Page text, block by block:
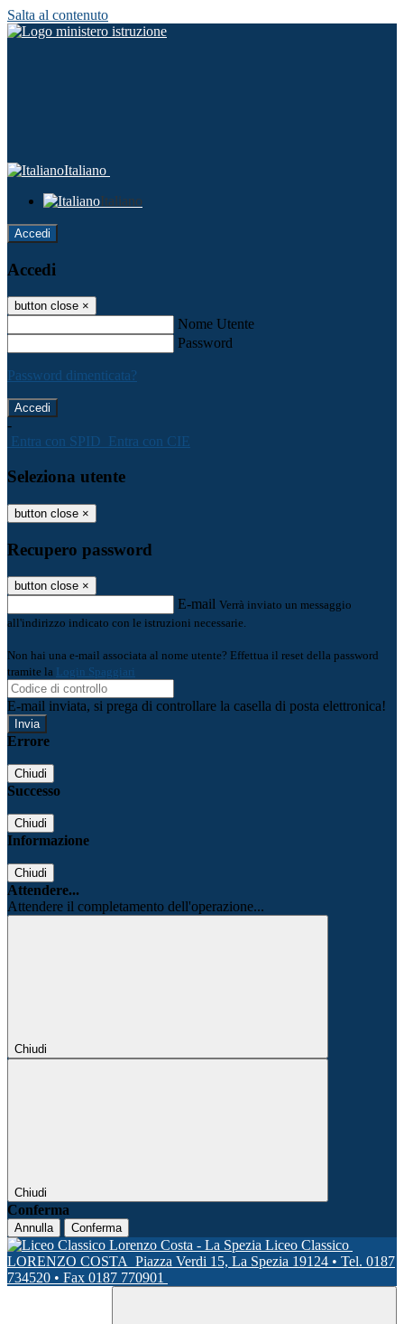
Salta al contenuto
Italiano
Italiano
Accedi
Accedi
button close ×
Nome Utente
Password
Password dimenticata?
-
Entra con SPID Entra con CIE
Seleziona utente
button close ×
Recupero password
button close ×
E-mail Verrà inviato un messaggio
all'indirizzo indicato con le istruzioni necessarie.
Non hai una e-mail associata al nome utente? Effettua il reset della password
tramite la Login Spaggiari
E-mail inviata, si prega di controllare la casella di posta elettronica!
Errore
Chiudi
Successo
Chiudi
Informazione
Chiudi
Attendere...
Attendere il completamento dell'operazione...
Chiudi
Chiudi
Conferma
Annulla Conferma
Liceo Classico
LORENZO COSTA Piazza Verdi 15, La Spezia 19124 • Tel. 0187
734520 • Fax 0187 770901